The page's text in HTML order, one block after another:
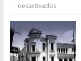
desactivados